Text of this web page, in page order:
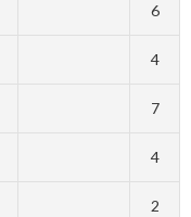
6
4
7
4
2